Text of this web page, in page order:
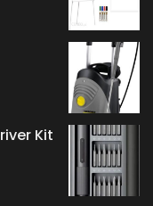
Kit